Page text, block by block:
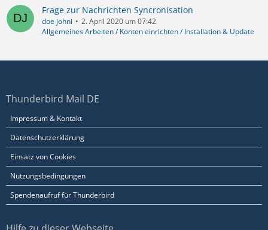
Frage zur Nachrichten Syncronisation
doe johni
2. April 2020 um 07:42
Allgemeines Arbeiten / Konten einrichten / Installation & Update
Thunderbird Mail DE
Impressum & Kontakt
Datenschutzerklärung
Einsatz von Cookies
Nutzungsbedingungen
Spendenaufruf für Thunderbird